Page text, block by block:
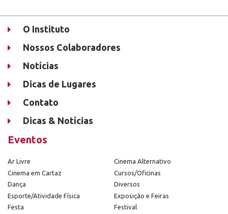
O Instituto
Nossos Colaboradores
Notícias
Dicas de Lugares
Contato
Dicas & Notícias
Eventos
Ar Livre
Cinema Alternativo
Cinema em Cartaz
Cursos/Oficinas
Dança
Diversos
Esporte/Atividade Física
Exposição e Feiras
Festa
Festival